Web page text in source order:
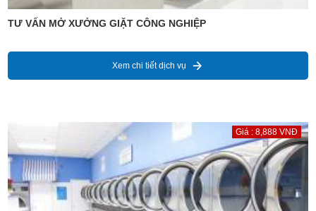
TƯ VẤN MỞ XƯỞNG GIẶT CÔNG NGHIỆP
Xem chi tiết dịch vụ
Giá : 8,888 VNĐ